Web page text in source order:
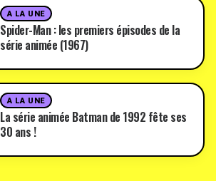
A LA UNE
Spider-Man : les premiers épisodes de la
série animée (1967)
A LA UNE
La série animée Batman de 1992 fête ses
30 ans !